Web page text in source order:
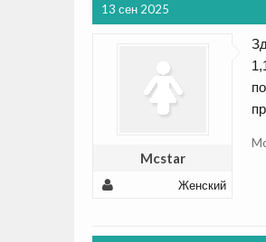
13 сен 2025
Mcstar
Женский